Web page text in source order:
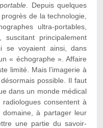
. Depuis quelques
de la technologie,
ultra-portables,
suscitant principalement
se voyaient ainsi, dans
« échographe ». Affaire
limité. Mais l’imagerie à
possible. Il faut
dans un monde médical
consentent à
à partager leur
une partie du savoir-